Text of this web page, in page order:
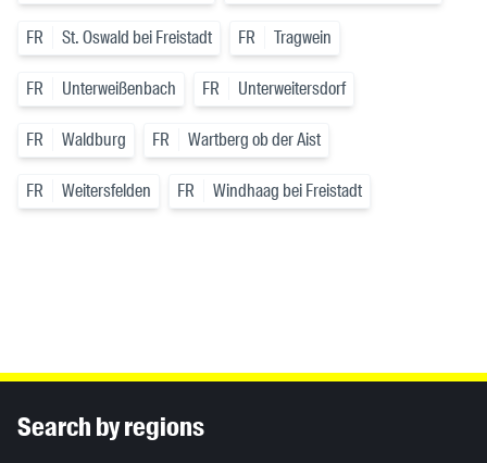
FR St. Oswald bei Freistadt FR Tragwein
FR Unterweißenbach FR Unterweitersdorf
FR Waldburg FR Wartberg ob der Aist
FR Weitersfelden FR Windhaag bei Freistadt
Search by regions